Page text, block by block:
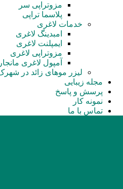
مزوتراپی سر
پلاسما تراپی
خدمات لاغری
امبدینگ لاغری
ایمپلنت لاغری
مزوتراپی لاغری
آمپول‌ لاغری
لیزر موهای زائد در
مجله زیبایی
پرسش و پاسخ
نمونه کار
تماس با ما